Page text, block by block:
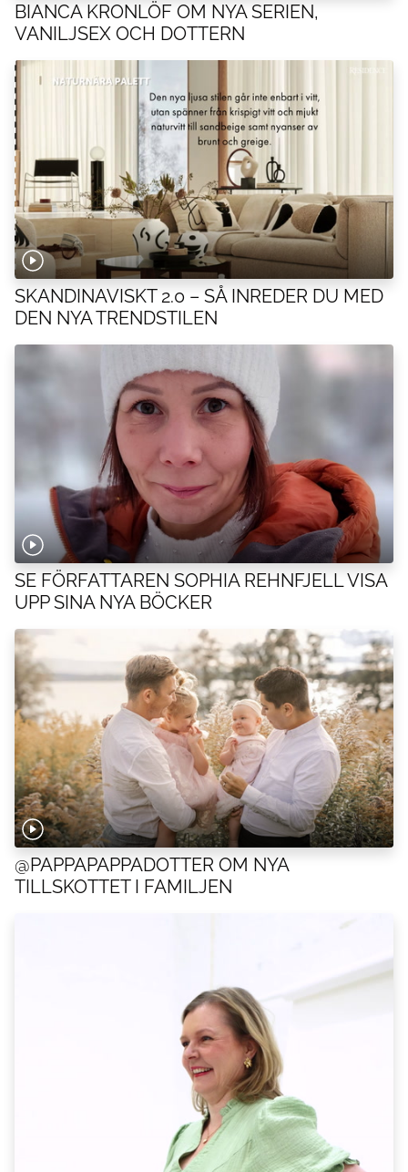
BIANCA KRONLÖF OM NYA SERIEN,
VANILJSEX OCH DOTTERN
SKANDINAVISKT 2.0 – SÅ INREDER DU MED
DEN NYA TRENDSTILEN
SE FÖRFATTAREN SOPHIA REHNFJELL VISA
UPP SINA NYA BÖCKER
@PAPPAPAPPADOTTER OM NYA
TILLSKOTTET I FAMILJEN